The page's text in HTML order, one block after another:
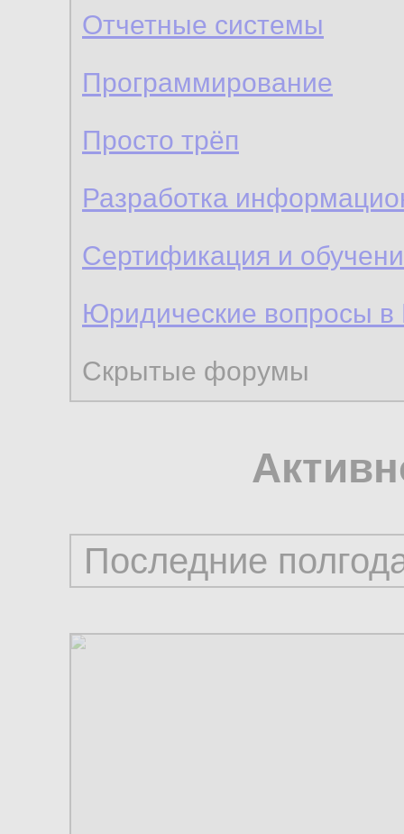
Отчетные системы
Программирование
Просто трёп
Разработка
Сертификация и
Юридические вопросы
Скрытые форумы